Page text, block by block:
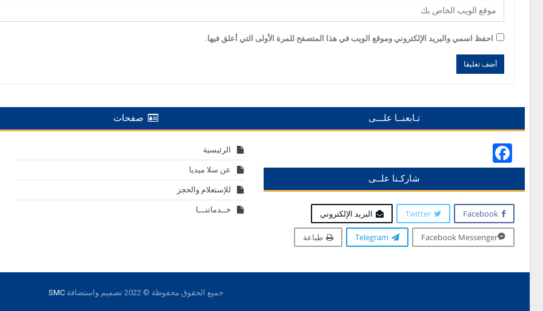
احفظ اسمي والبريد الإلكتروني وموقع الويب في هذا المتصفح للمرة الأولى التي أعلق فيها.
تـابعنــا علـــى
شاركـنا علــى
Facebook
Twitter البريد الإلكتروني
Facebook Messenger
Telegram طباعة
صفحات
الرئيسية
عن سلا ميديا
للإستعلام والحجز
خــدماتنـــا
جميع الحقوق محفوظة © 2022 تصميم واستضافةSMC